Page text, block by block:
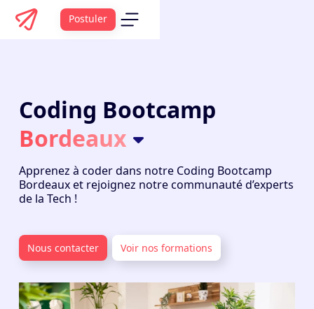
Postuler
Coding Bootcamp
Bordeaux
Apprenez à coder dans notre Coding Bootcamp
Bordeaux et rejoignez notre communauté d’experts
de la Tech !
Nous contacter Voir nos formations